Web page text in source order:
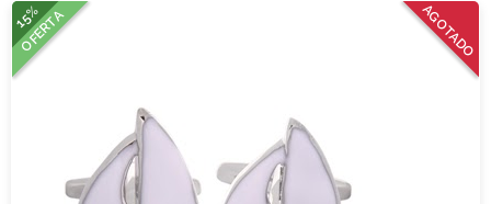
AGOTADO
15%
OFERTA